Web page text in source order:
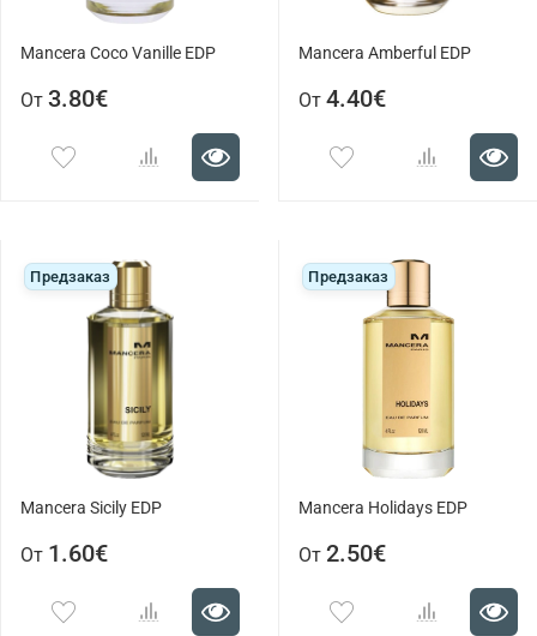
Mancera Coco Vanille EDP
От 3.80€
Mancera Amberful EDP
От 4.40€
Предзаказ
Mancera Sicily EDP
От 1.60€
Предзаказ
Mancera Holidays EDP
От 2.50€